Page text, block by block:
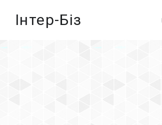
Інтер-Біз